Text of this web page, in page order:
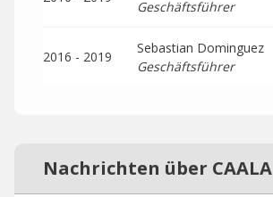
Geschäftsführer
2016 - 2019
Sebastian Dominguez
Geschäftsführer
Nachrichten über CAALA